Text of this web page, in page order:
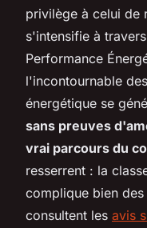
privilège à celui de
s'intensifie à
Performance
l'incontournable
énergétique se
sans preuves
vrai parcours du
resserrent : la
complique bien
consultent les avis